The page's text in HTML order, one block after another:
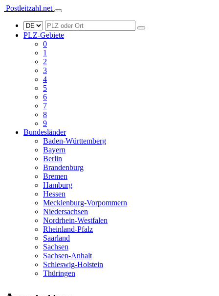
Postleitzahl.net
PLZ-Gebiete
0
1
2
3
4
5
6
7
8
9
Bundesländer
Baden-Württemberg
Bayern
Berlin
Brandenburg
Bremen
Hamburg
Hessen
Mecklenburg-Vorpommern
Niedersachsen
Nordrhein-Westfalen
Rheinland-Pfalz
Saarland
Sachsen
Sachsen-Anhalt
Schleswig-Holstein
Thüringen